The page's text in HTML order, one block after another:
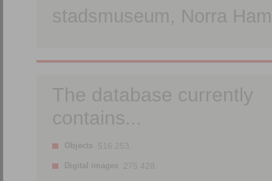
stadsmuseum, Norra
The database currently
contains...
Objects 516 253.
Digital images 275 428.